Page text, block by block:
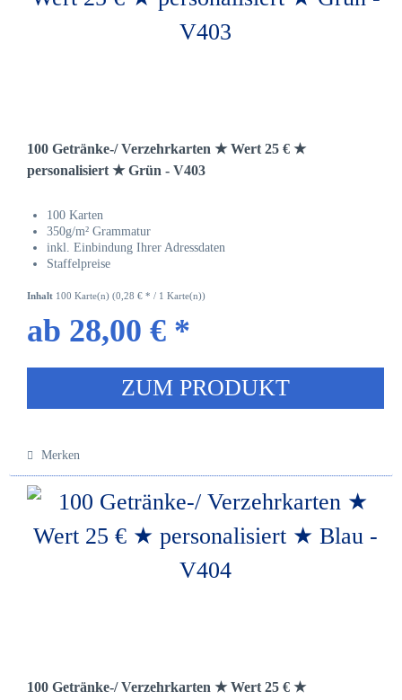
100 Getränke-/ Verzehrkarten ★ Wert 25 € ★
personalisiert ★ Grün - V403
100 Karten
350g/m² Grammatur
inkl. Einbindung Ihrer Adressdaten
Staffelpreise
Inhalt 100 Karte(n) (0,28 € * / 1 Karte(n))
ab 28,00 € *
ZUM PRODUKT
Merken
100 Getränke-/ Verzehrkarten ★ Wert 25 € ★